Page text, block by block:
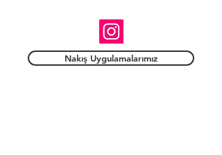
Nakış Uygulamalarımız